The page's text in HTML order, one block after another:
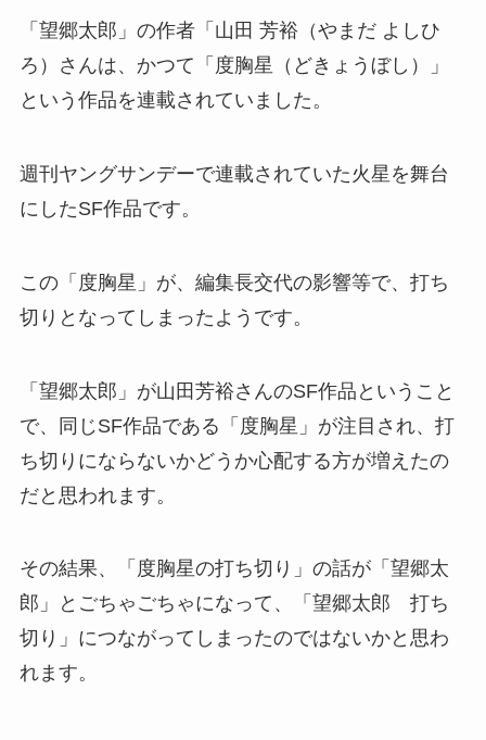
「望郷太郎」の作者「山田 芳裕（やまだ よしひ
ろ）さんは、かつて「度胸星（どきょうぼし）」
という作品を連載されていました。
週刊ヤングサンデーで連載されていた火星を舞台
にしたSF作品です。
この「度胸星」が、編集長交代の影響等で、打ち
切りとなってしまったようです。
「望郷太郎」が山田芳裕さんのSF作品ということ
で、同じSF作品である「度胸星」が注目され、打
ち切りにならないかどうか心配する方が増えたの
だと思われます。
その結果、「度胸星の打ち切り」の話が「望郷太
郎」とごちゃごちゃになって、「望郷太郎 打ち
切り」につながってしまったのではないかと思わ
れます。